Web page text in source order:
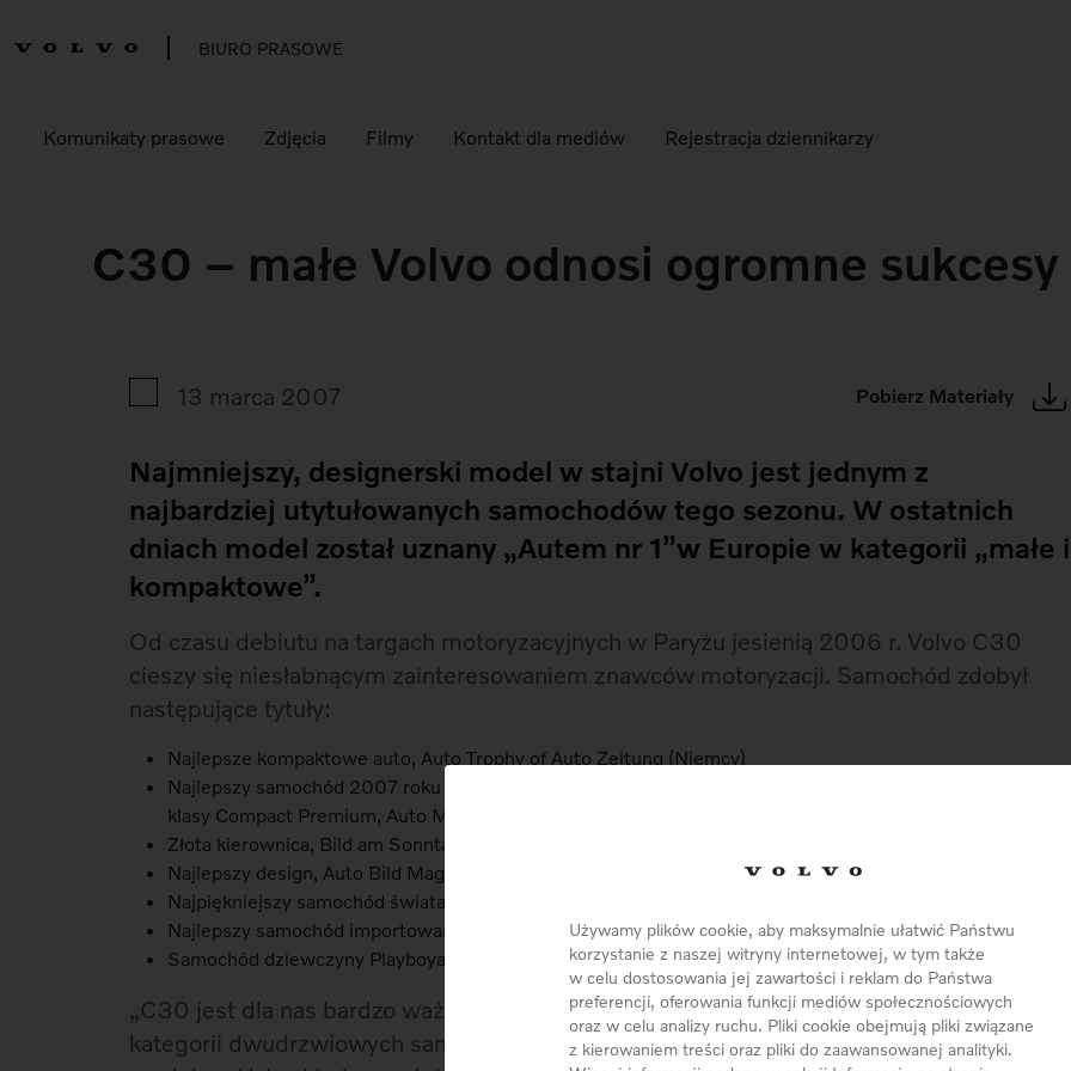
Używamy plików cookie, aby maksymalnie ułatwić Państwu
korzystanie z naszej witryny internetowej, w tym także
w celu dostosowania jej zawartości i reklam do Państwa
preferencji, oferowania funkcji mediów społecznościowych
oraz w celu analizy ruchu. Pliki cookie obejmują pliki związane
z kierowaniem treści oraz pliki do zaawansowanej analityki.
BIURO PRASOWE
Komunikaty prasowe Zdjęcia Filmy Kontakt dla mediów Rejestracja dziennikarzy
C30 – małe Volvo odnosi ogromne sukcesy
13 marca 2007 Pobierz Materiały
Najmniejszy, designerski model w stajni Volvo jest jednym z
najbardziej utytułowanych samochodów tego sezonu. W ostatnich
dniach model został uznany „Autem nr 1”w Europie w kategorii „małe i
kompaktowe”.
Od czasu debiutu na targach motoryzacyjnych w Paryżu jesienią 2006 r. Volvo C30
cieszy się niesłabnącym zainteresowaniem znawców motoryzacji. Samochód zdobył
następujące tytuły:
Najlepsze kompaktowe auto, Auto Trophy of Auto Zeitung (Niemcy)
Najlepszy samochód 2007 roku w kategorii
klasy Compact Premium, Auto Motor und Sport (Niemcy)
Złota kierownica, Bild am Sonntag (Niemcy)
Najlepszy design, Auto Bild Magazine (Niemcy)
Najpiękniejszy samochód świata, L’Automobile piů Bella del Mondo (Włochy)
Najlepszy samochód importowany z UE, targi motoryzacyjne SEMA, Las Vegas, (USA)
Samochód dziewczyny Playboya, Playboy, (Polska)
„C30 jest dla nas bardzo ważnym modelem. Samochód jest naszym debiutem w
kategorii dwudrzwiowych samochodów Premium, pierwszym takim designerskim